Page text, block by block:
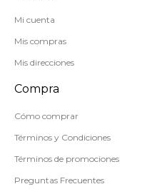
Mi cuenta
Mis compras
Mis direcciones
Compra
Cómo comprar
Términos y Condiciones
Términos de promociones
Preguntas Frecuentes